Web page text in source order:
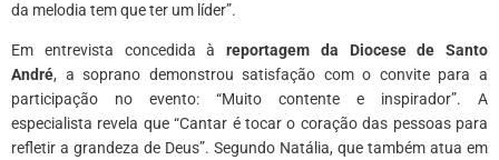
da melodia tem que ter um líder”.
Em entrevista concedida à reportagem da Diocese de Santo
André, a soprano demonstrou satisfação com o convite para a
participação no evento: “Muito contente e inspirador”. A
especialista revela que “Cantar étocar o coração das pessoas para
refletir a grandeza de Deus”. Segundo Natália, que também atua em